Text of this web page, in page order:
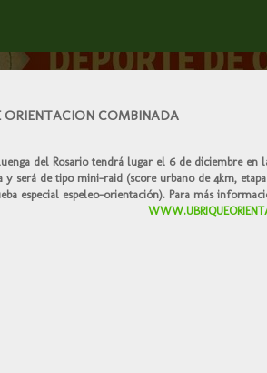
ORIENTACION COMBINADA
del Rosario tendrá lugar el 6 de diciembre
y será de tipo mini-raid (score urbano de 4km,
especial espeleo-orientación). Para más